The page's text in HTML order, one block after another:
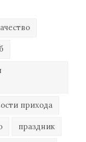
прихода
праздник